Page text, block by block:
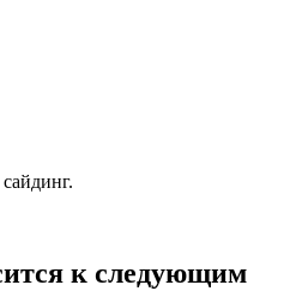
к следующим